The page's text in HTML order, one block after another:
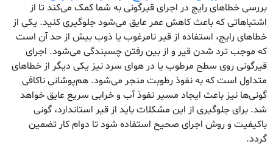
بررسی خطاهای رایج در اجرای قیرگونی به شما کمک می‌کند تا از
اشتباهاتی که باعث کاهش عمر عایق می‌شود جلوگیری کنید. یکی از
خطاهای رایج، استفاده از قیر نامرغوب یا ذوب بیش از حد آن است
که موجب ترد شدن قیر و از بین رفتن چسبندگی می‌شود. اجرای
قیرگونی روی سطح مرطوب یا در هوای سرد نیز یکی دیگر از خطاهای
متداول است که به نفوذ رطوبت منجر می‌شود. هم‌پوشانی ناکافی
گونی‌ها نیز باعث ایجاد مسیر نفوذ آب و خرابی سریع عایق خواهد
شد. برای جلوگیری از این مشکلات باید از قیر استاندارد، گونی
باکیفیت و روش اجرای صحیح استفاده شود تا دوام کار تضمین
گردد.